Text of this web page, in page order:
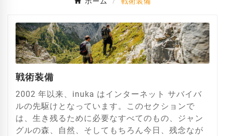
戦術装備
2002 年以来、inuka はインターネット サバイバ
ルの先駆けとなっています。このセクションで
は、生き残るために必要なすべてのもの、ジャン
グルの森、自然、そしてもちろん今日、残念なが